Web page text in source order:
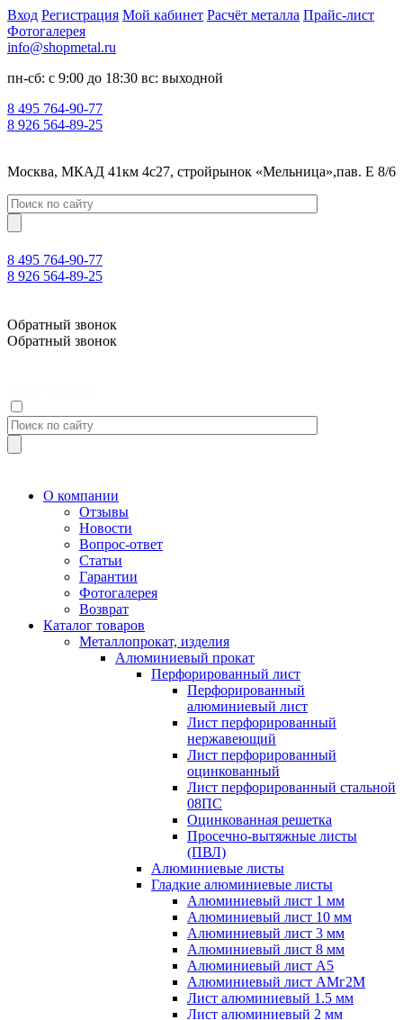
Вход Регистрация Мой кабинет Расчёт металла Прайс-лист
Фотогалерея
info@shopmetal.ru
пн-сб: с 9:00 до 18:30 вс: выходной
8 495 764-90-77
8 926 564-89-25
Москва, МКАД 41км 4с27, стройрынок «Мельница»,пав. Е 8/6
8 495 764-90-77
8 926 564-89-25
Обратный звонок
Обратный звонок
О компании
Отзывы
Новости
Вопрос-ответ
Статьи
Гарантии
Фотогалерея
Возврат
Каталог товаров
Металлопрокат, изделия
Алюминиевый прокат
Перфорированный лист
Перфорированный
алюминиевый лист
Лист перфорированный
нержавеющий
Лист перфорированный
оцинкованный
Лист перфорированный стальной
08ПС
Оцинкованная решетка
Просечно-вытяжные листы
(ПВЛ)
Алюминиевые листы
Гладкие алюминиевые листы
Алюминиевый лист 1 мм
Алюминиевый лист 10 мм
Алюминиевый лист 3 мм
Алюминиевый лист 8 мм
Алюминиевый лист А5
Алюминиевый лист АМг2М
Лист алюминиевый 1.5 мм
Лист алюминиевый 2 мм